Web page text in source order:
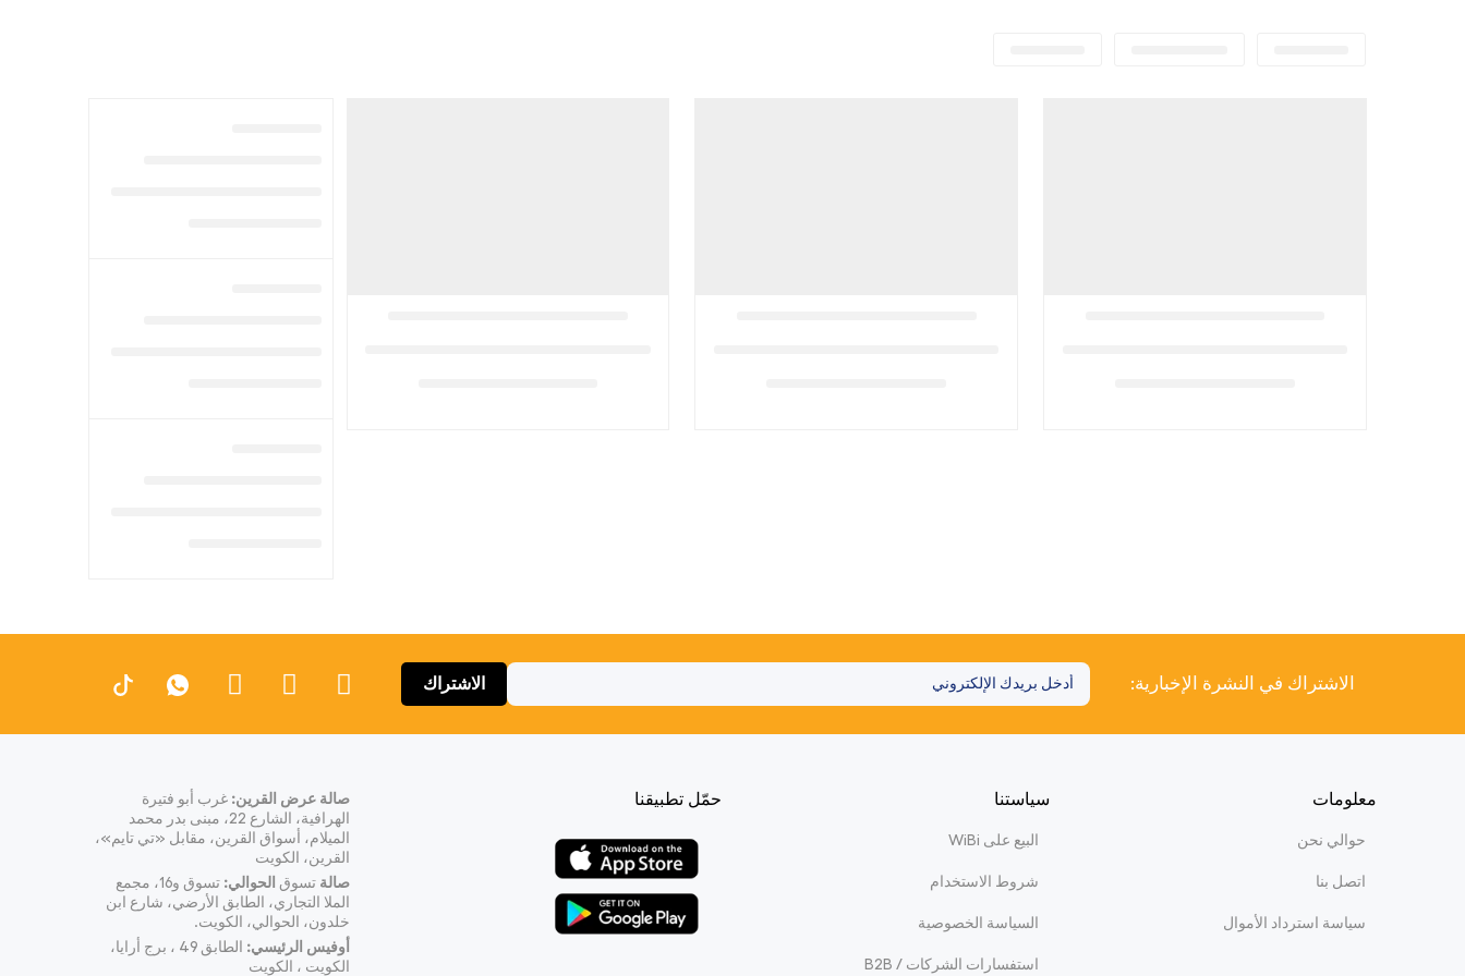
الاشتراك في النشرة الإخبارية: الاشتراك
معلومات
حوالي نحن
اتصل بنا
سياسة استرداد الأموال
سياستنا
البيع على WiBi
شروط الاستخدام
السياسة الخصوصية
استفسارات الشركات / B2B
حمّل تطبيقنا صالة عرض القرين: غرب أبو فتيرة
الهرافية، الشارع 22، مبنى بدر محمد
الميلام، أسواق القرين، مقابل «تي تايم»،
القرين، الكويت
صالة تسوق الحوالي:
تسوق و16، مجمع
الملا التجاري، الطابق الأرضي، شارع ابن
خلدون، الحوالي، الكويت.
أوفيس الرئيسي:
الطابق 49 ، برج أرايا،
الكويت ، الكويت